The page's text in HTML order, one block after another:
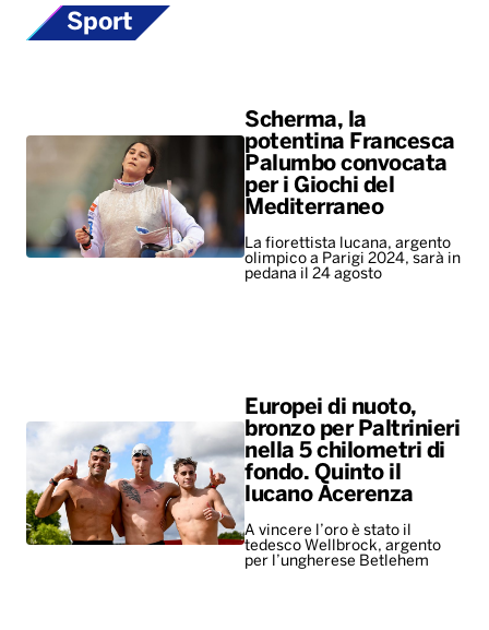
Sport
Scherma, la
potentina Francesca
Palumbo convocata
per i Giochi del
Mediterraneo
La fiorettista lucana, argento
olimpico a Parigi 2024, sarà in
pedana il 24 agosto
Europei di nuoto,
bronzo per Paltrinieri
nella 5 chilometri di
fondo. Quinto il
lucano Acerenza
A vincere l’oro è stato il
tedesco Wellbrock, argento
per l’ungherese Betlehem